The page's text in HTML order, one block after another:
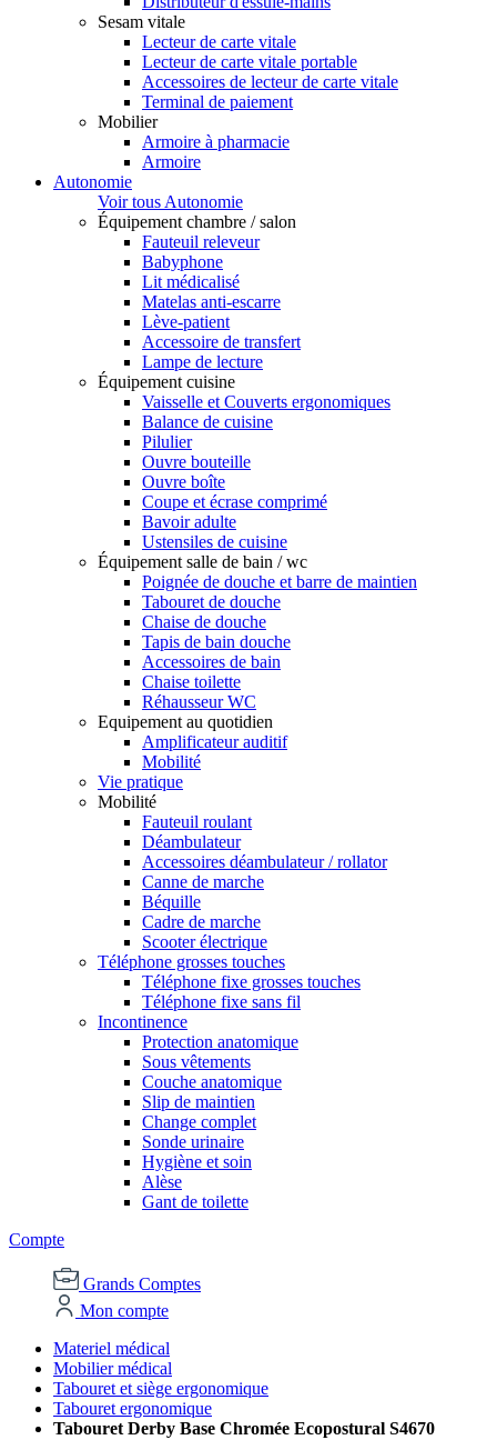
Sesam vitale
Lecteur de carte vitale
Lecteur de carte vitale portable
Accessoires de lecteur de carte vitale
Terminal de paiement
Mobilier
Armoire à pharmacie
Armoire
Autonomie
Voir tous Autonomie
Équipement chambre / salon
Fauteuil releveur
Babyphone
Lit médicalisé
Matelas anti-escarre
Lève-patient
Accessoire de transfert
Lampe de lecture
Équipement cuisine
Vaisselle et Couverts ergonomiques
Balance de cuisine
Pilulier
Ouvre bouteille
Ouvre boîte
Coupe et écrase comprimé
Bavoir adulte
Ustensiles de cuisine
Équipement salle de bain / wc
Poignée de douche et barre de maintien
Tabouret de douche
Chaise de douche
Tapis de bain douche
Accessoires de bain
Chaise toilette
Réhausseur WC
Equipement au quotidien
Amplificateur auditif
Mobilité
Vie pratique
Mobilité
Fauteuil roulant
Déambulateur
Accessoires déambulateur / rollator
Canne de marche
Béquille
Cadre de marche
Scooter électrique
Téléphone grosses touches
Téléphone fixe grosses touches
Téléphone fixe sans fil
Incontinence
Protection anatomique
Sous vêtements
Couche anatomique
Slip de maintien
Change complet
Sonde urinaire
Hygiène et soin
Alèse
Gant de toilette
Compte
Grands Comptes
Mon compte
Materiel médical
Mobilier médical
Tabouret et siège ergonomique
Tabouret ergonomique
Tabouret Derby Base Chromée Ecopostural S4670